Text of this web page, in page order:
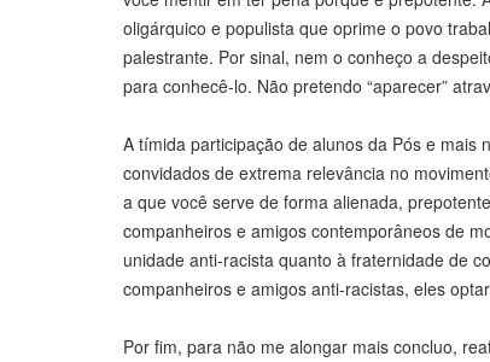
oligárquico e populista que oprime o povo
palestrante. Por sinal, nem o conheço a
para conhecê-lo. Não pretendo “aparecer”
A tímida participação de alunos da Pós e
convidados de extrema relevância no
a que você serve de forma alienada,
companheiros e amigos contemporâneos de
unidade anti-racista quanto à fraternidade de
companheiros e amigos anti-racistas, eles
Por fim, para não me alongar mais concluo,